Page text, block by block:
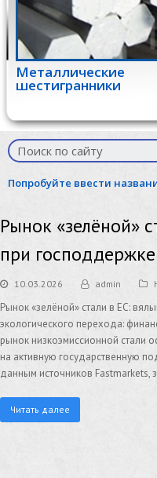
Металлические
шестигранники
Попробуйте ввести
Рынок «зелёной»
при господдержке
10.03.2026 admin
Рынок «зелёной» стали в ЕС:
экологического перехода:
рынок низкоэмиссионной стали
на активную государственную
данным источников
Читать далее